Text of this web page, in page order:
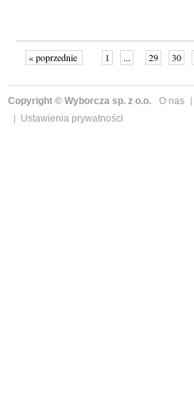
« poprzednie 1 ... 29 30
Copyright © Wyborcza sp. z o.o. O nas
Ustawienia prywatności